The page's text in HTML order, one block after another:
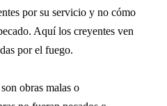
por su servicio y no cómo
Aquí los creyentes ven
por el fuego.
obras malas o